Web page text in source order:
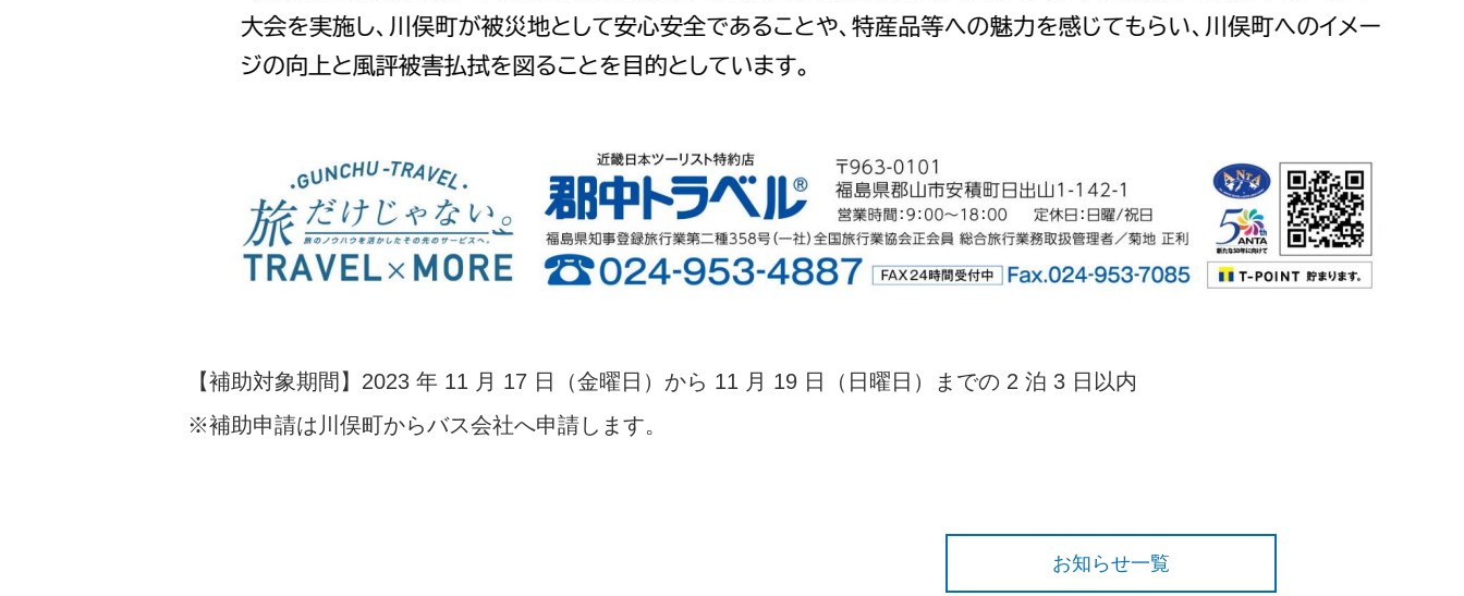
【補助対象期間】2023 年 11 月 17 日（金曜日）から 11 月 19 日（日曜日）までの 2 泊 3 日以内
※補助申請は川俣町からバス会社へ申請します。
お知らせ一覧